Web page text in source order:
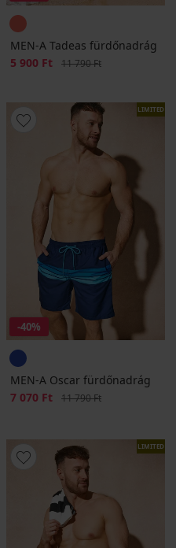
MEN-A Tadeas fürdőnadrág
Kedvezmény
5 900 Ft Eredeti ár
11 790 Ft
LIMITED
-40%
MEN-A Oscar fürdőnadrág
Kedvezmény
7 070 Ft Eredeti ár
11 790 Ft
LIMITED